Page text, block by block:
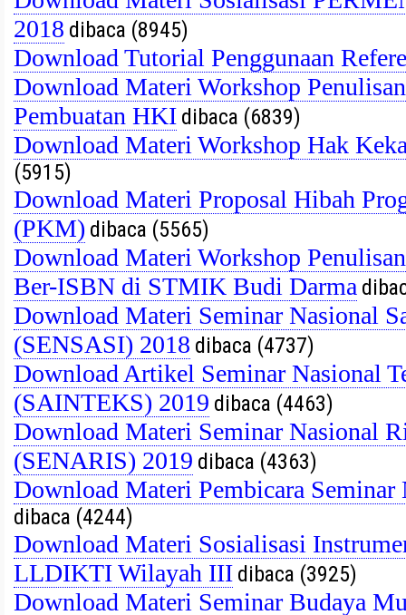
2018 dibaca (8945)
Download Tutorial Penggunaan
Download Materi Workshop
Pembuatan HKI dibaca (6839)
Download Materi Workshop Hak
(5915)
Download Materi Proposal Hibah
(PKM) dibaca (5565)
Download Materi Workshop
Ber-ISBN di STMIK Budi Darma
Download Materi Seminar Nasional
(SENSASI) 2018 dibaca (4737)
Download Artikel Seminar Nasional
(SAINTEKS) 2019 dibaca (4463)
Download Materi Seminar Nasional
(SENARIS) 2019 dibaca (4363)
Download Materi Pembicara
dibaca (4244)
Download Materi Sosialisasi
LLDIKTI Wilayah III dibaca (3925)
Download Materi Seminar Budaya